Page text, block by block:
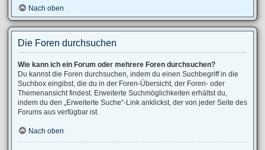
Nach oben
Die Foren durchsuchen
Wie kann ich ein Forum oder mehrere Foren durchsuchen?
Du kannst die Foren durchsuchen, indem du einen Suchbegriff in die
Suchbox eingibst, die du in der Foren-Übersicht, der Foren- oder
Themenansicht findest. Erweiterte Suchmöglichkeiten erhältst du,
indem du den „Erweiterte Suche“-Link anklickst, der von jeder Seite des
Forums aus verfügbar ist.
Nach oben